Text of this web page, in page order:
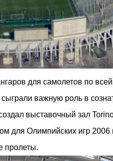
для самолетов по
важную роль в
выставочный зал
для Олимпийских игр 2006
пролеты.